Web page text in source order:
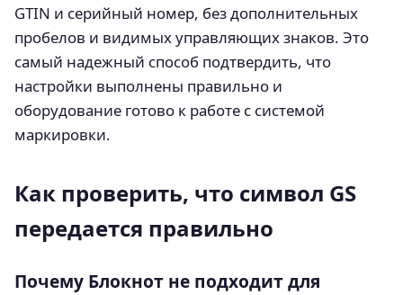
GTIN и серийный номер, без дополнительных
пробелов и видимых управляющих знаков. Это
самый надежный способ подтвердить, что
настройки выполнены правильно и
оборудование готово к работе с системой
маркировки.
Как проверить, что символ GS
передается правильно
Почему Блокнот не подходит для